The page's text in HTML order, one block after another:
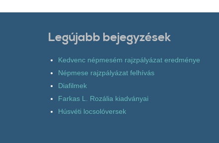
Legújabb bejegyzések
Kedvenc népmesém rajzpályázat eredménye
Népmese rajzpályázat felhívás
Diafilmek
Farkas L. Rozália kiadványai
Húsvéti locsolóversek